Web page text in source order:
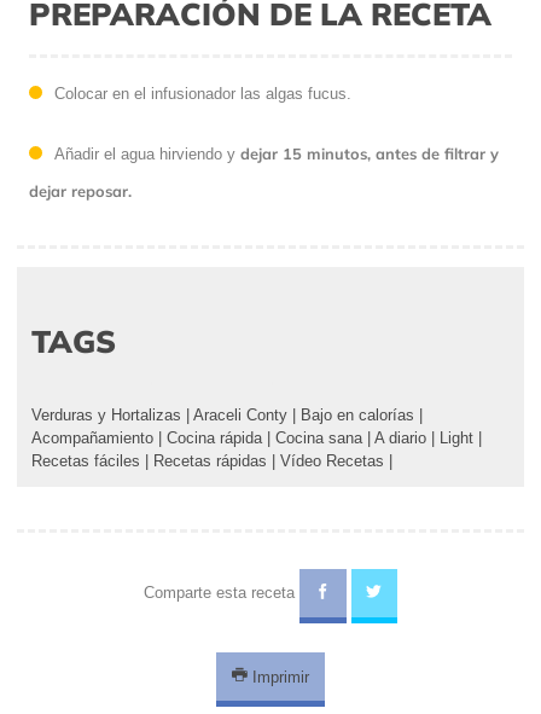
PREPARACIÓN DE LA RECETA
Colocar en el infusionador las algas fucus.
Añadir el agua hirviendo y dejar 15 minutos, antes de filtrar y
dejar reposar.
TAGS
Verduras y Hortalizas Araceli Conty Bajo en calorías
Acompañamiento
Cocina rápida| Cocina sana| A diario Light
Recetas fáciles
Recetas rápidas Vídeo Recetas
Comparte esta receta
Imprimir